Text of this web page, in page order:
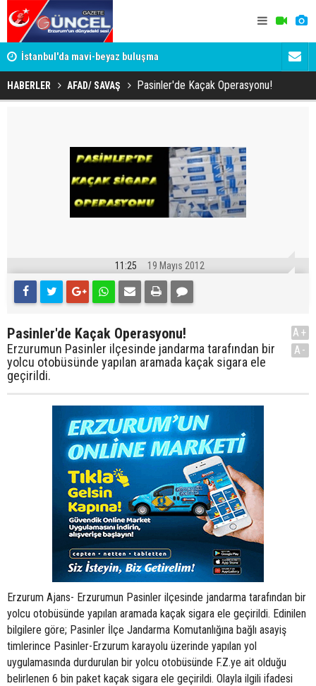
İstanbul'da mavi-beyaz buluşma
HABERLER AFAD/ SAVAŞ Pasinler'de Kaçak Operasyonu!
11:25 19 Mayıs 2012
Pasinler'de Kaçak Operasyonu!
Erzurumun Pasinler ilçesinde jandarma tarafından bir
yolcu otobüsünde yapılan aramada kaçak sigara ele
geçirildi.
A+
A-
Erzurum Ajans- Erzurumun Pasinler ilçesinde jandarma tarafından bir
yolcu otobüsünde yapılan aramada kaçak sigara ele geçirildi. Edinilen
bilgilere göre; Pasinler İlçe Jandarma Komutanlığına bağlı asayiş
timlerince Pasinler-Erzurum karayolu üzerinde yapılan yol
uygulamasında durdurulan bir yolcu otobüsünde F.Z.ye ait olduğu
belirlenen 6 bin paket kaçak sigara ele geçirildi. Olayla ilgili ifadesi